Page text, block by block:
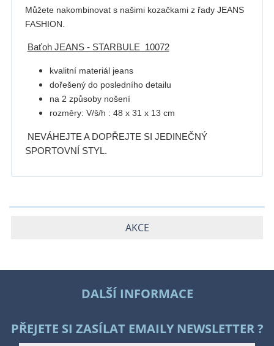
Můžete nakombinovat s našimi kozačkami z řady JEANS
FASHION.
Baťoh JEANS - STARBULE 10072
kvalitní materiál jeans
dořešený do posledního detailu
na 2 způsoby nošení
rozměry: V/š/h : 48 x 31 x 13 cm
NEVÁHEJTE A DOPŘEJTE SI JEDINEČNÝ
SPORTOVNÍ STYL.
AKCE
DALŠÍ INFORMACE
PŘEJETE SI ZASÍLAT EMAILY NEWSLETTER ?